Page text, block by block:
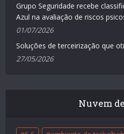
Grupo Seguridade recebe
Azul na avaliação de riscos
01/07/2026
Soluções de terceirização que
27/05/2026
Nuvem